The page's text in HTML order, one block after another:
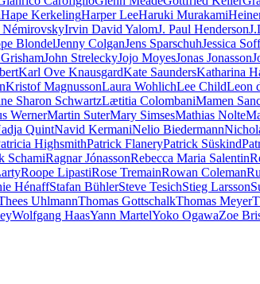
Hape KerkelingHarper LeeHaruki Murakami
NémirovskyIrvin David YalomJ. Paul Henderson
BlondelJenny ColganJens SparschuhJessica
John StreleckyJojo MoyesJonas Jonasson
Karl Ove KnausgardKate SaundersKatharina
Kristof MagnussonLaura WohlichLee ChildLeon
Sharon SchwartzLætitia ColombaniMamen
WernerMartin SuterMary SimsesMathias Nolte
QuintNavid KermaniNelio Biedermann
HighsmithPatrick FlaneryPatrick Süskind
SchamiRagnar JónassonRebecca Maria Salentin
Roope LipastiRose TremainRowan Coleman
HénaffStafan BühlerSteve TesichStieg Larsson
UhlmannThomas GottschalkThomas Meyer
Wolfgang HaasYann MartelYoko OgawaZoe